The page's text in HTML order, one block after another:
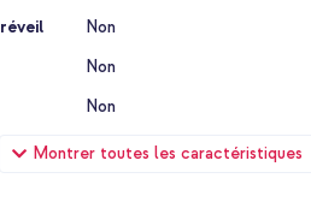
Montrer toutes les caractéristiques
Non
Non
Non
Non